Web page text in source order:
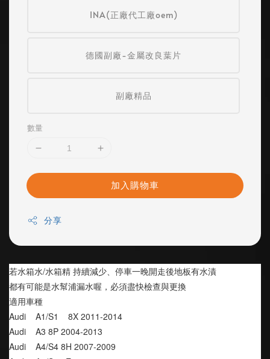
INA(正廠代工廠oem)
德國副廠-金屬改良葉片
副廠精品
數量
加入購物車
分享
若水箱水/水箱精 持續減少、停車一晚開走後地板有水漬
都有可能是水幫浦漏水喔，必須盡快檢查與更換
適用車種
Audi    A1/S1    8X 2011-2014
Audi    A3 8P 2004-2013
Audi    A4/S4 8H 2007-2009